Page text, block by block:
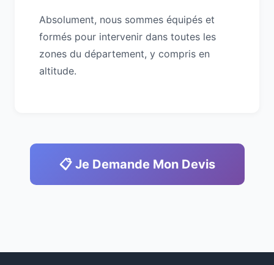
Absolument, nous sommes équipés et
formés pour intervenir dans toutes les
zones du département, y compris en
altitude.
📋 Je Demande Mon Devis